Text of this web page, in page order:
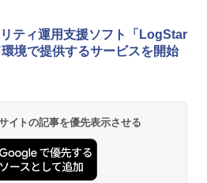
ティ運用支援ソフト「LogStar
境で提供するサービスを開始
イトの記事を優先表示させる